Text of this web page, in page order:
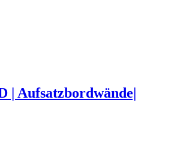
| Aufsatzbordwände|